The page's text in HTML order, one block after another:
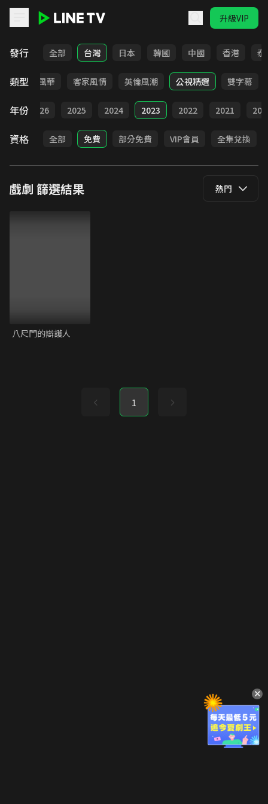
升級VIP
發行 全部 台灣 日本 韓國 中國 香港 泰
類型台語風華 客家風情 英倫風潮 公視精選 雙字幕
年份
部 2026 2025 2024 2023 2022 2021
資格 全部 免費 部分免費 VIP會員 全集兌換
戲劇 篩選結果 熱門
八尺門的辯護人
1